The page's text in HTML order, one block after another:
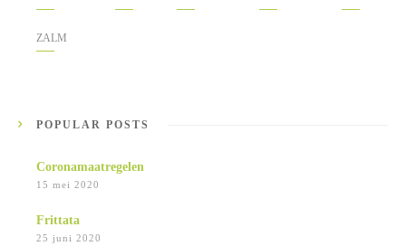
ZALM
POPULAR POSTS
Coronamaatregelen
15 mei 2020
Frittata
25 juni 2020